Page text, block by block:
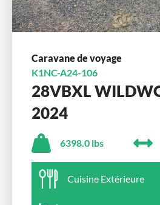
Caravane de voyage
K1NC-A24-106
28VBXL
2024
6398.0 lbs
Cuisine Extérieure